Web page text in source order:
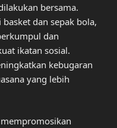
bersama.
dan sepak bola,
dan
ikatan sosial.
kebugaran
yang lebih